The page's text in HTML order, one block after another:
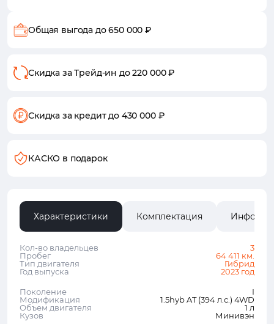
Общая выгода до 650 000 ₽
Скидка за Трейд-ин до 220 000 ₽
Скидка за кредитдо 430 000 ₽
КАСКО в подарок
Характеристики Комплектация
Кол-во владельцев
3
Пробег
64 411 км.
Тип двигателя
Гибрид
Год выпуска
2023 год
Поколение
I
Модификация
1.5hyb AT (394 л.с.) 4WD
Объем двигателя
1 л
Кузов
Минивэн